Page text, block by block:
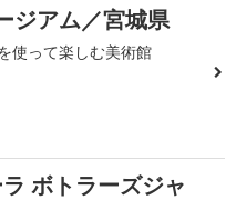
ジアム／宮城県
使って楽しむ美術館
ボトラーズジャ